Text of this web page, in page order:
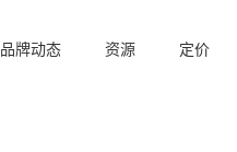
品牌动态 资源 定价